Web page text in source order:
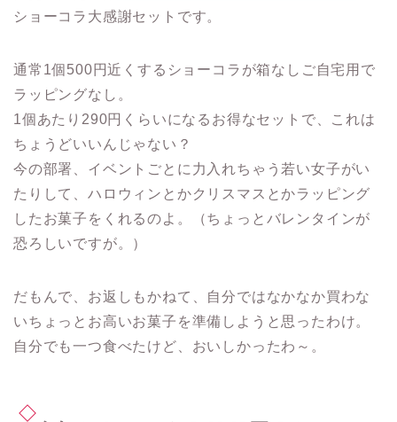
ショーコラ大感謝セットです。
通常1個500円近くするショーコラが箱なしご自宅用で
ラッピングなし。
1個あたり290円くらいになるお得なセットで、これは
ちょうどいいんじゃない？
今の部署、イベントごとに力入れちゃう若い女子がい
たりして、ハロウィンとかクリスマスとかラッピング
したお菓子をくれるのよ。（ちょっとバレンタインが
恐ろしいですが。）
だもんで、お返しもかねて、自分ではなかなか買わな
いちょっとお高いお菓子を準備しようと思ったわけ。
自分でも一つ食べたけど、おいしかったわ～。